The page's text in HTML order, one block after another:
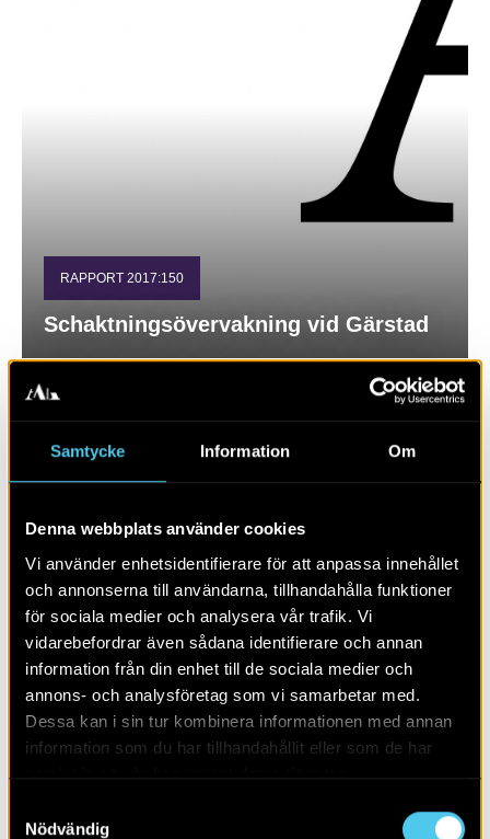
Samtycke Information Om
Denna webbplats använder cookies
Vi använder enhetsidentifierare för att anpassa innehållet
och annonserna till användarna, tillhandahålla funktioner
för sociala medier och analysera vår trafik. Vi
vidarebefordrar även sådana identifierare och annan
information från din enhet till de sociala medier och
annons- och analysföretag som vi samarbetar med.
Dessa kan i sin tur kombinera informationen med annan
information som du har tillhandahållit eller som de har
Nödvändig
RAPPORT 2017:150
Schaktningsövervakning vid Gärstad
RAPPORT 2017:70
Krapperups trädgård